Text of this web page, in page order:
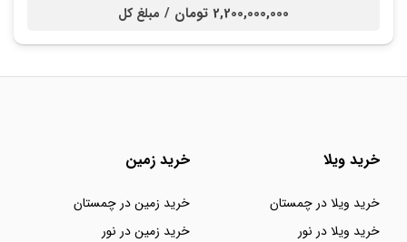
2,200,000,000 تومان / مبلغ کل
خرید ویلا
خرید ویلا در چمستان
خرید ویلا در نور
خرید زمین
خرید زمین در چمستان
خرید زمین در نور